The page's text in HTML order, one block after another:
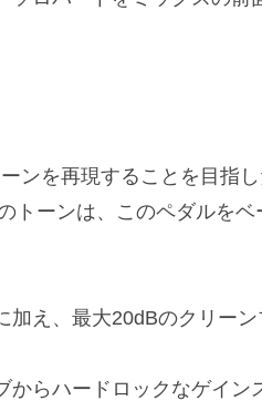
ンを再現することを目指
トーンは、このペダルをベ
え、最大20dBのクリーン
らハードロックなゲイン